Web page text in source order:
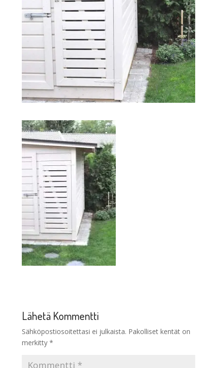
Lähetä Kommentti
Sähköpostiosoitettasi ei julkaista. Pakolliset kentät on
merkitty *